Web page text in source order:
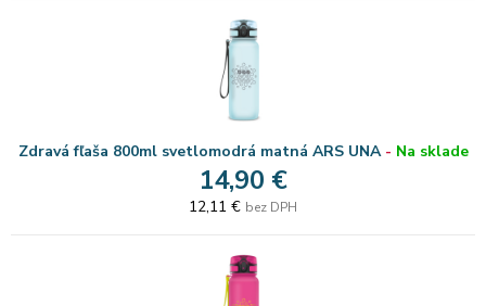
Zdravá fľaša 800ml svetlomodrá matná ARS UNA- Na sklade
14,90 €
12,11 € bez DPH